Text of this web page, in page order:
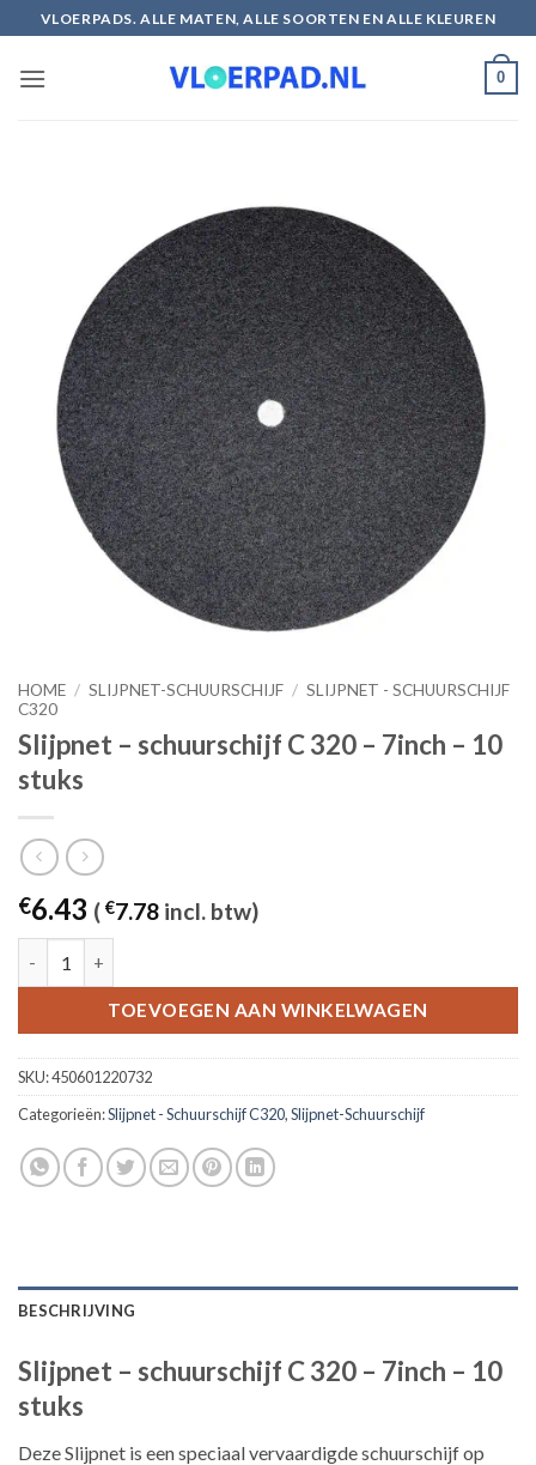
naar
inhoud
VLOERPADS. ALLE MATEN, ALLE SOORTEN EN ALLE KLEUREN
0
HOME / SLIJPNET-SCHUURSCHIJF / SLIJPNET - SCHUURSCHIJF
C320
Slijpnet – schuurschijf C 320 – 7inch – 10
stuks
€6.43 ( €7.78 incl. btw)
TOEVOEGEN AAN WINKELWAGEN
SKU:450601220732
Categorieën:Slijpnet - Schuurschijf C320,Slijpnet-Schuurschijf
BESCHRIJVING
Slijpnet – schuurschijf C 320 – 7inch – 10
stuks
Deze Slijpnet is een speciaal vervaardigde schuurschijf op